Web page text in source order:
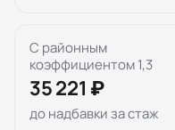
С районным
коэффициентом 1,3
35 221 ₽
до надбавки за стаж